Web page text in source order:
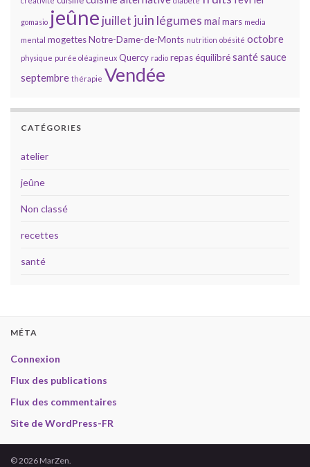
gomasio jeûne juillet juin légumes maimars media
mental mogettesNotre-Dame-de-Monts nutrition obésité octobre
physique purée oléagineux Quercy radio repas équilibrésantésauce
septembre thérapie Vendée
CATÉGORIES
atelier
jeûne
Non classé
recettes
santé
MÉTA
Connexion
Flux des publications
Flux des commentaires
Site de WordPress-FR
© 2026 MarZen.